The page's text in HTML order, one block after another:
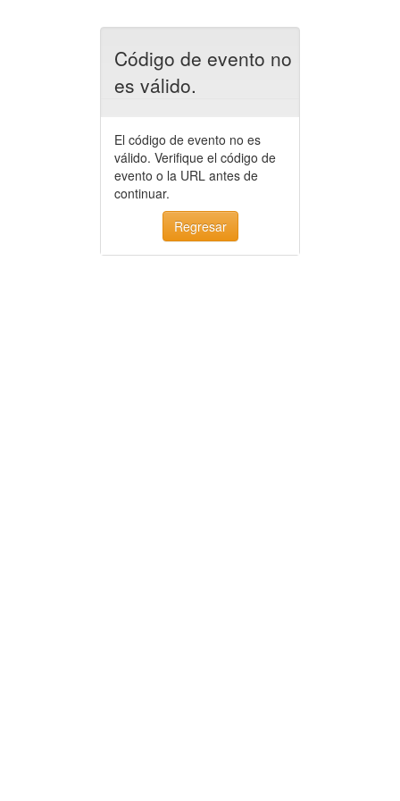
Código de evento no
es válido.
El código de evento no es
válido. Verifique el código de
evento o la URL antes de
continuar.
Regresar